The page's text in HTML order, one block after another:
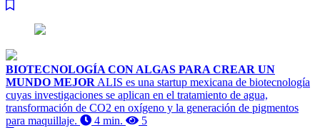
BIOTECNOLOGÍA CON ALGAS PARA CREAR UN
MUNDO MEJORALIS es una startup mexicana de biotecnología
cuyas investigaciones se aplican en el tratamiento de agua,
transformación de CO2 en oxígeno y la generación de pigmentos
para maquillaje.
4 min. 5